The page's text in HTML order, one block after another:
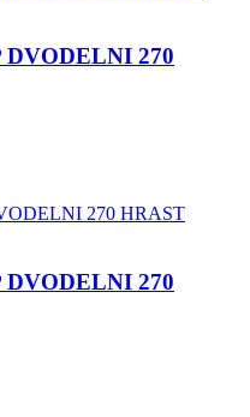
DVODELNI 270
DVODELNI 270